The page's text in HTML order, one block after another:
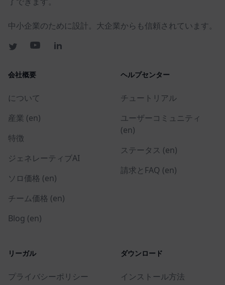
中小企業のために設計。大企業からも信頼されています。
会社概要
について
産業 (en)
特徴
ジェネレーティブAI
ソロ価格 (en)
チーム価格 (en)
Blog (en)
ヘルプセンター
チュートリアル
ユーザーコミュニティ
(en)
ステータス (en)
請求とFAQ (en)
リーガル
プライバシーポリシー
ダウンロード
インストール方法